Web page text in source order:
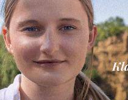
Articolo precedente
Il Galli Terranuova battuto a Siena